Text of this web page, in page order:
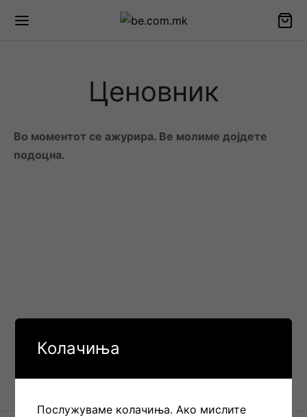
Ценовник
Во моментот се ажурира. Ве молиме дојдете
подоцна.
Колачиња
Послужуваме колачиња. Ако мислите